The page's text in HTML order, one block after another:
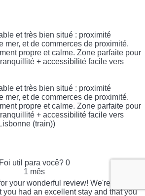
et très bien situé : proximité
mer, et de commerces de proximité.
propre et calme. Zone parfaite pour
+ accessibilité facile vers
et très bien situé : proximité
mer, et de commerces de proximité.
propre et calme. Zone parfaite pour
+ accessibilité facile vers
(train))
Foi util para você? 0
1 mês
your wonderful review! We're
you had an excellent stay and that you